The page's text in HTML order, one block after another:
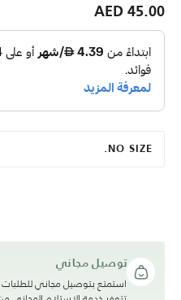
45.00 AED
NO SIZE.
توصيل مجاني